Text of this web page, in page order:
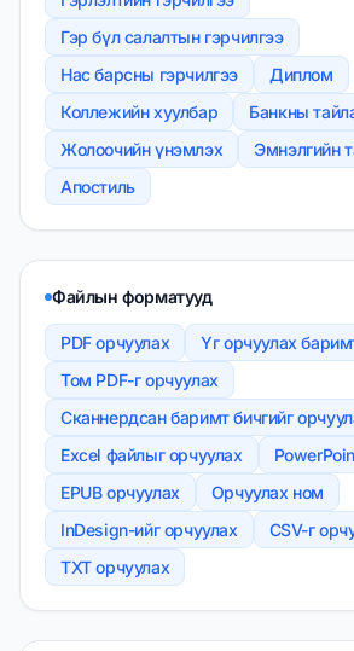
Гэр бүл салалтын гэрчилгээ
Нас барсны гэрчилгээ
Диплом
Коллежийн хуулбар
Банкны
Жолоочийн үнэмлэх
Эмнэлгийн
Апостиль
Файлын форматууд
PDF орчуулах
Үг орчуулах
Том PDF-г орчуулах
Сканнердсан баримт бичгийг
Excel файлыг орчуулах
EPUB орчуулах
Орчуулах ном
InDesign-ийг орчуулах
CSV-г
TXT орчуулах